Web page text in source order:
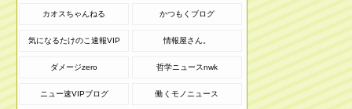
カオスちゃんねる かつもくブログ
気になるたけのこ速報VIP 情報屋さん。
ダメージzero 哲学ニュースnwk
ニュー速VIPブログ 働くモノニュース